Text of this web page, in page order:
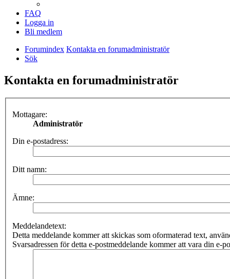
FAQ
Logga in
Bli medlem
Forumindex Kontakta en forumadministratör
Sök
Kontakta en forumadministratör
Mottagare:
Administratör
Din e-postadress:
Ditt namn:
Ämne:
Meddelandetext:
Detta meddelande kommer att skickas som oformaterad text,
Svarsadressen för detta e-postmeddelande kommer att vara din e-